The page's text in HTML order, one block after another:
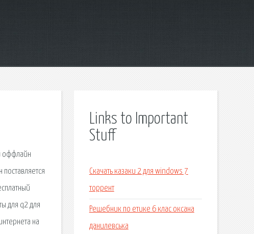
оффлайн
для q2 для
на
Links to Important
Stuff
Скачать казаки 2 для windows 7
торрент
Решебник по етике 6 клас оксана
данилевська